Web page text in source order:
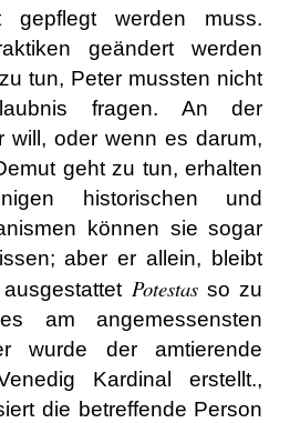
gepflegt werden muss.
geändert werden
tun, Peter mussten nicht
fragen. An der
will, oder wenn es darum,
geht zu tun, erhalten
historischen und
können sie sogar
aber er allein, bleibt
Potestas so zu
am angemessensten
wurde der amtierende
Kardinal erstellt.,
die betreffende Person